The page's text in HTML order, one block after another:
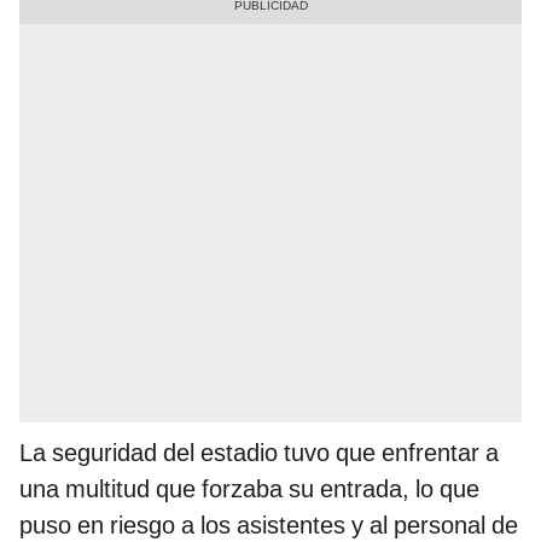
La seguridad del estadio tuvo que enfrentar a
una multitud que forzaba su entrada, lo que
puso en riesgo a los asistentes y al personal de